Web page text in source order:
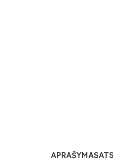
APRAŠYMAS